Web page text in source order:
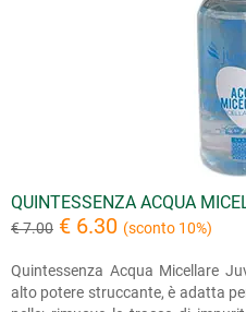
QUINTESSENZA ACQUA
€ 7.00 € 6.30 (sconto 10%)
Quintessenza Acqua Micellare
alto potere struccante, è adatta